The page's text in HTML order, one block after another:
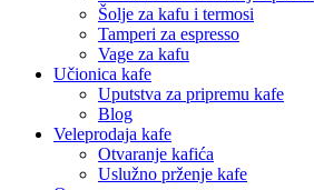
Šolje za kafu i termosi
Tamperi za espresso
Vage za kafu
Učionica kafe
Uputstva za pripremu kafe
Blog
Veleprodaja kafe
Otvaranje kafića
Uslužno prženje kafe